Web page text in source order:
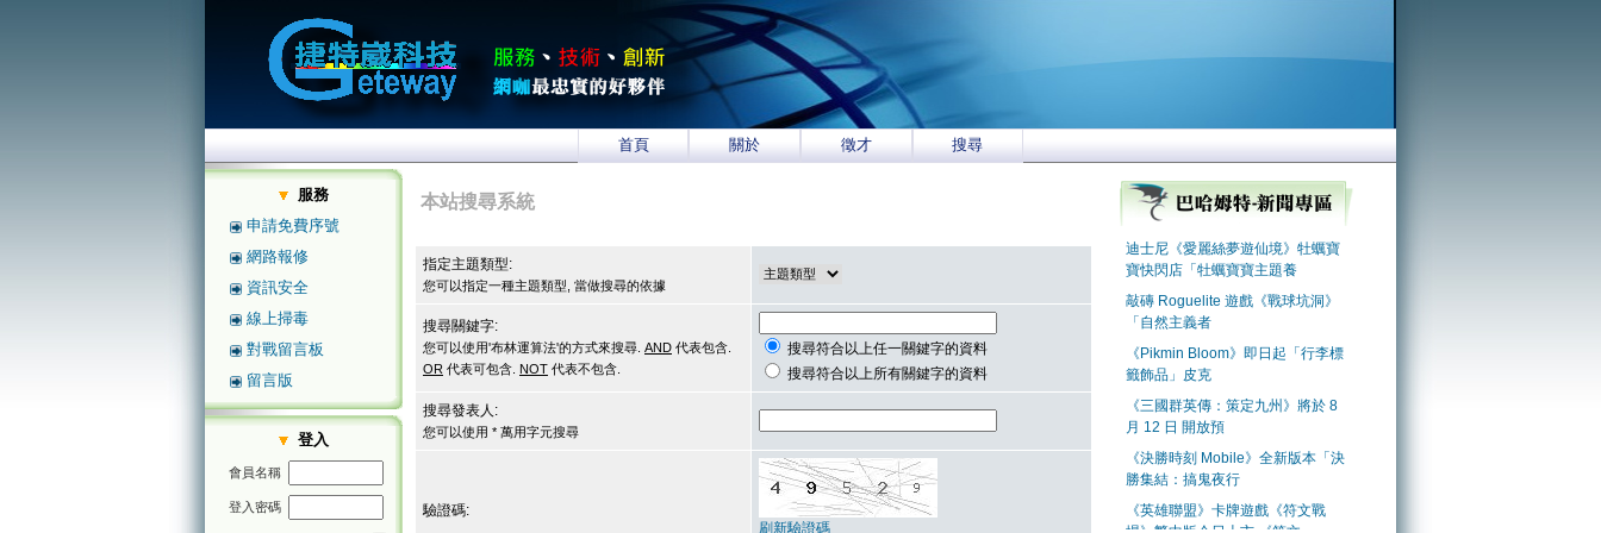
首頁 關於 徵才 搜尋
服務
申請免費序號
網路報修
資訊安全
線上掃毒
對戰留言板
留言版
登入
會員名稱
登入密碼
本站搜尋系統
指定主題類型:
您可以指定一種主題類型, 當做搜尋的依據
搜尋關鍵字:
您可以使用'布林運算法'的方式來搜尋. AND 代表包含.
OR 代表可包含. NOT 代表不包含.
搜尋符合以上任一關鍵字的資料
搜尋符合以上所有關鍵字的資料
搜尋發表人:
您可以使用 * 萬用字元搜尋
驗證碼:
刷新驗證碼